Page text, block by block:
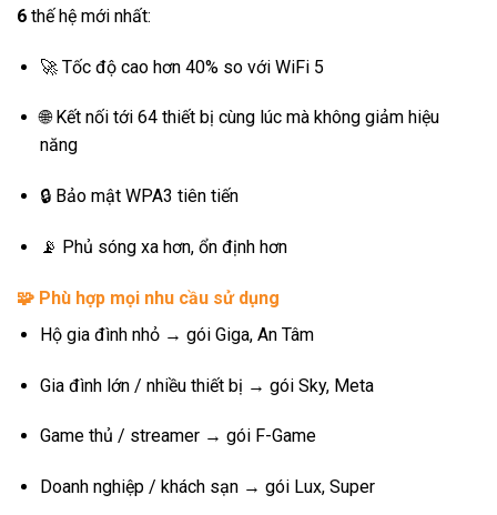
6 thế hệ mới nhất:
🚀 Tốc độ cao hơn 40% so với WiFi 5
🌐 Kết nối tới 64 thiết bị cùng lúc mà không giảm hiệu
năng
🔒 Bảo mật WPA3 tiên tiến
📡 Phủ sóng xa hơn, ổn định hơn
🧩 Phù hợp mọi nhu cầu sử dụng
Hộ gia đình nhỏ → gói Giga, An Tâm
Gia đình lớn / nhiều thiết bị → gói Sky, Meta
Game thủ / streamer → gói F-Game
Doanh nghiệp / khách sạn → gói Lux, Super